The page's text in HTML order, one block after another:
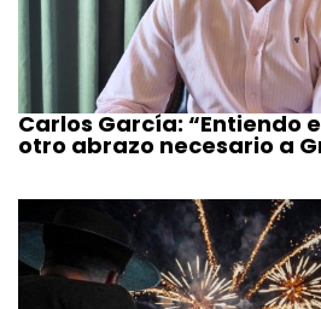
Carlos García: “Entiendo
otro abrazo necesario a